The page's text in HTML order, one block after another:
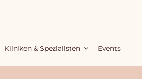
Kliniken & Spezialisten Events